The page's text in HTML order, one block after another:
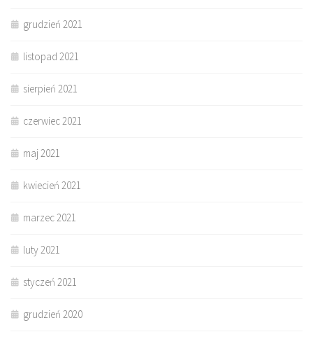
grudzień 2021
listopad 2021
sierpień 2021
czerwiec 2021
maj 2021
kwiecień 2021
marzec 2021
luty 2021
styczeń 2021
grudzień 2020